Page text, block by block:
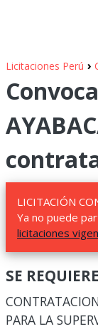
Licitaciones Perú ›
LICITACIÓN
Ya no puede
licitaciones
SE
PARA LA